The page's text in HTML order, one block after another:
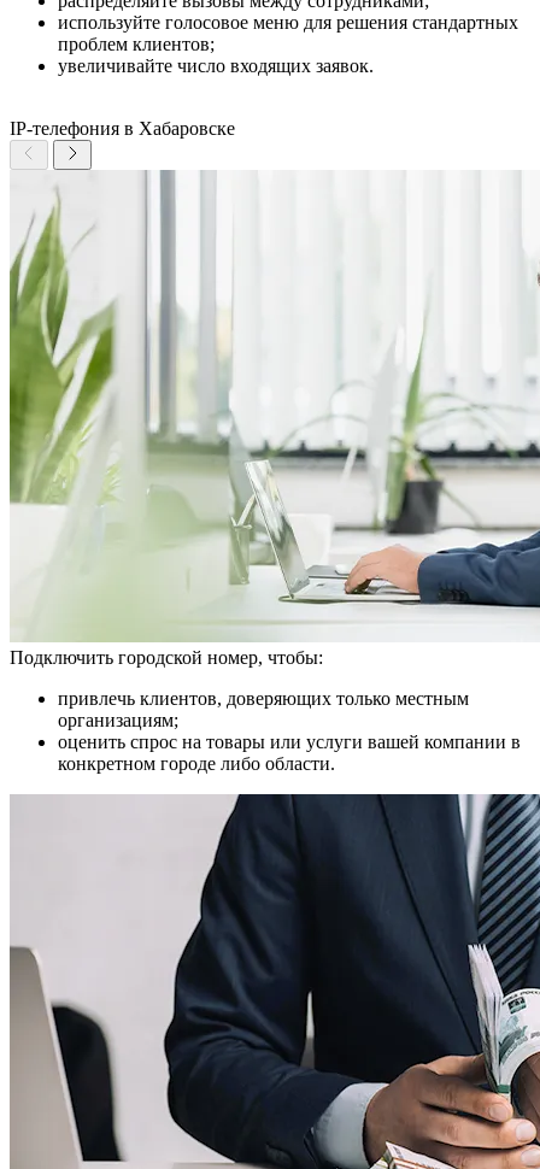
используйте голосовое меню для решения стандартных
проблем клиентов;
увеличивайте число входящих заявок.
IP-телефония в Хабаровске
Подключить городской номер, чтобы:
привлечь клиентов, доверяющих только местным
организациям;
оценить спрос на товары или услуги вашей компании в
конкретном городе либо области.